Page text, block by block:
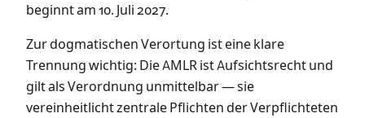
beginnt am 10. Juli 2027.
Zur dogmatischen Verortung ist eine klare
Trennung wichtig: Die AMLR ist Aufsichtsrecht und
gilt als Verordnung unmittelbar — sie
vereinheitlicht zentrale Pflichten der Verpflichteten